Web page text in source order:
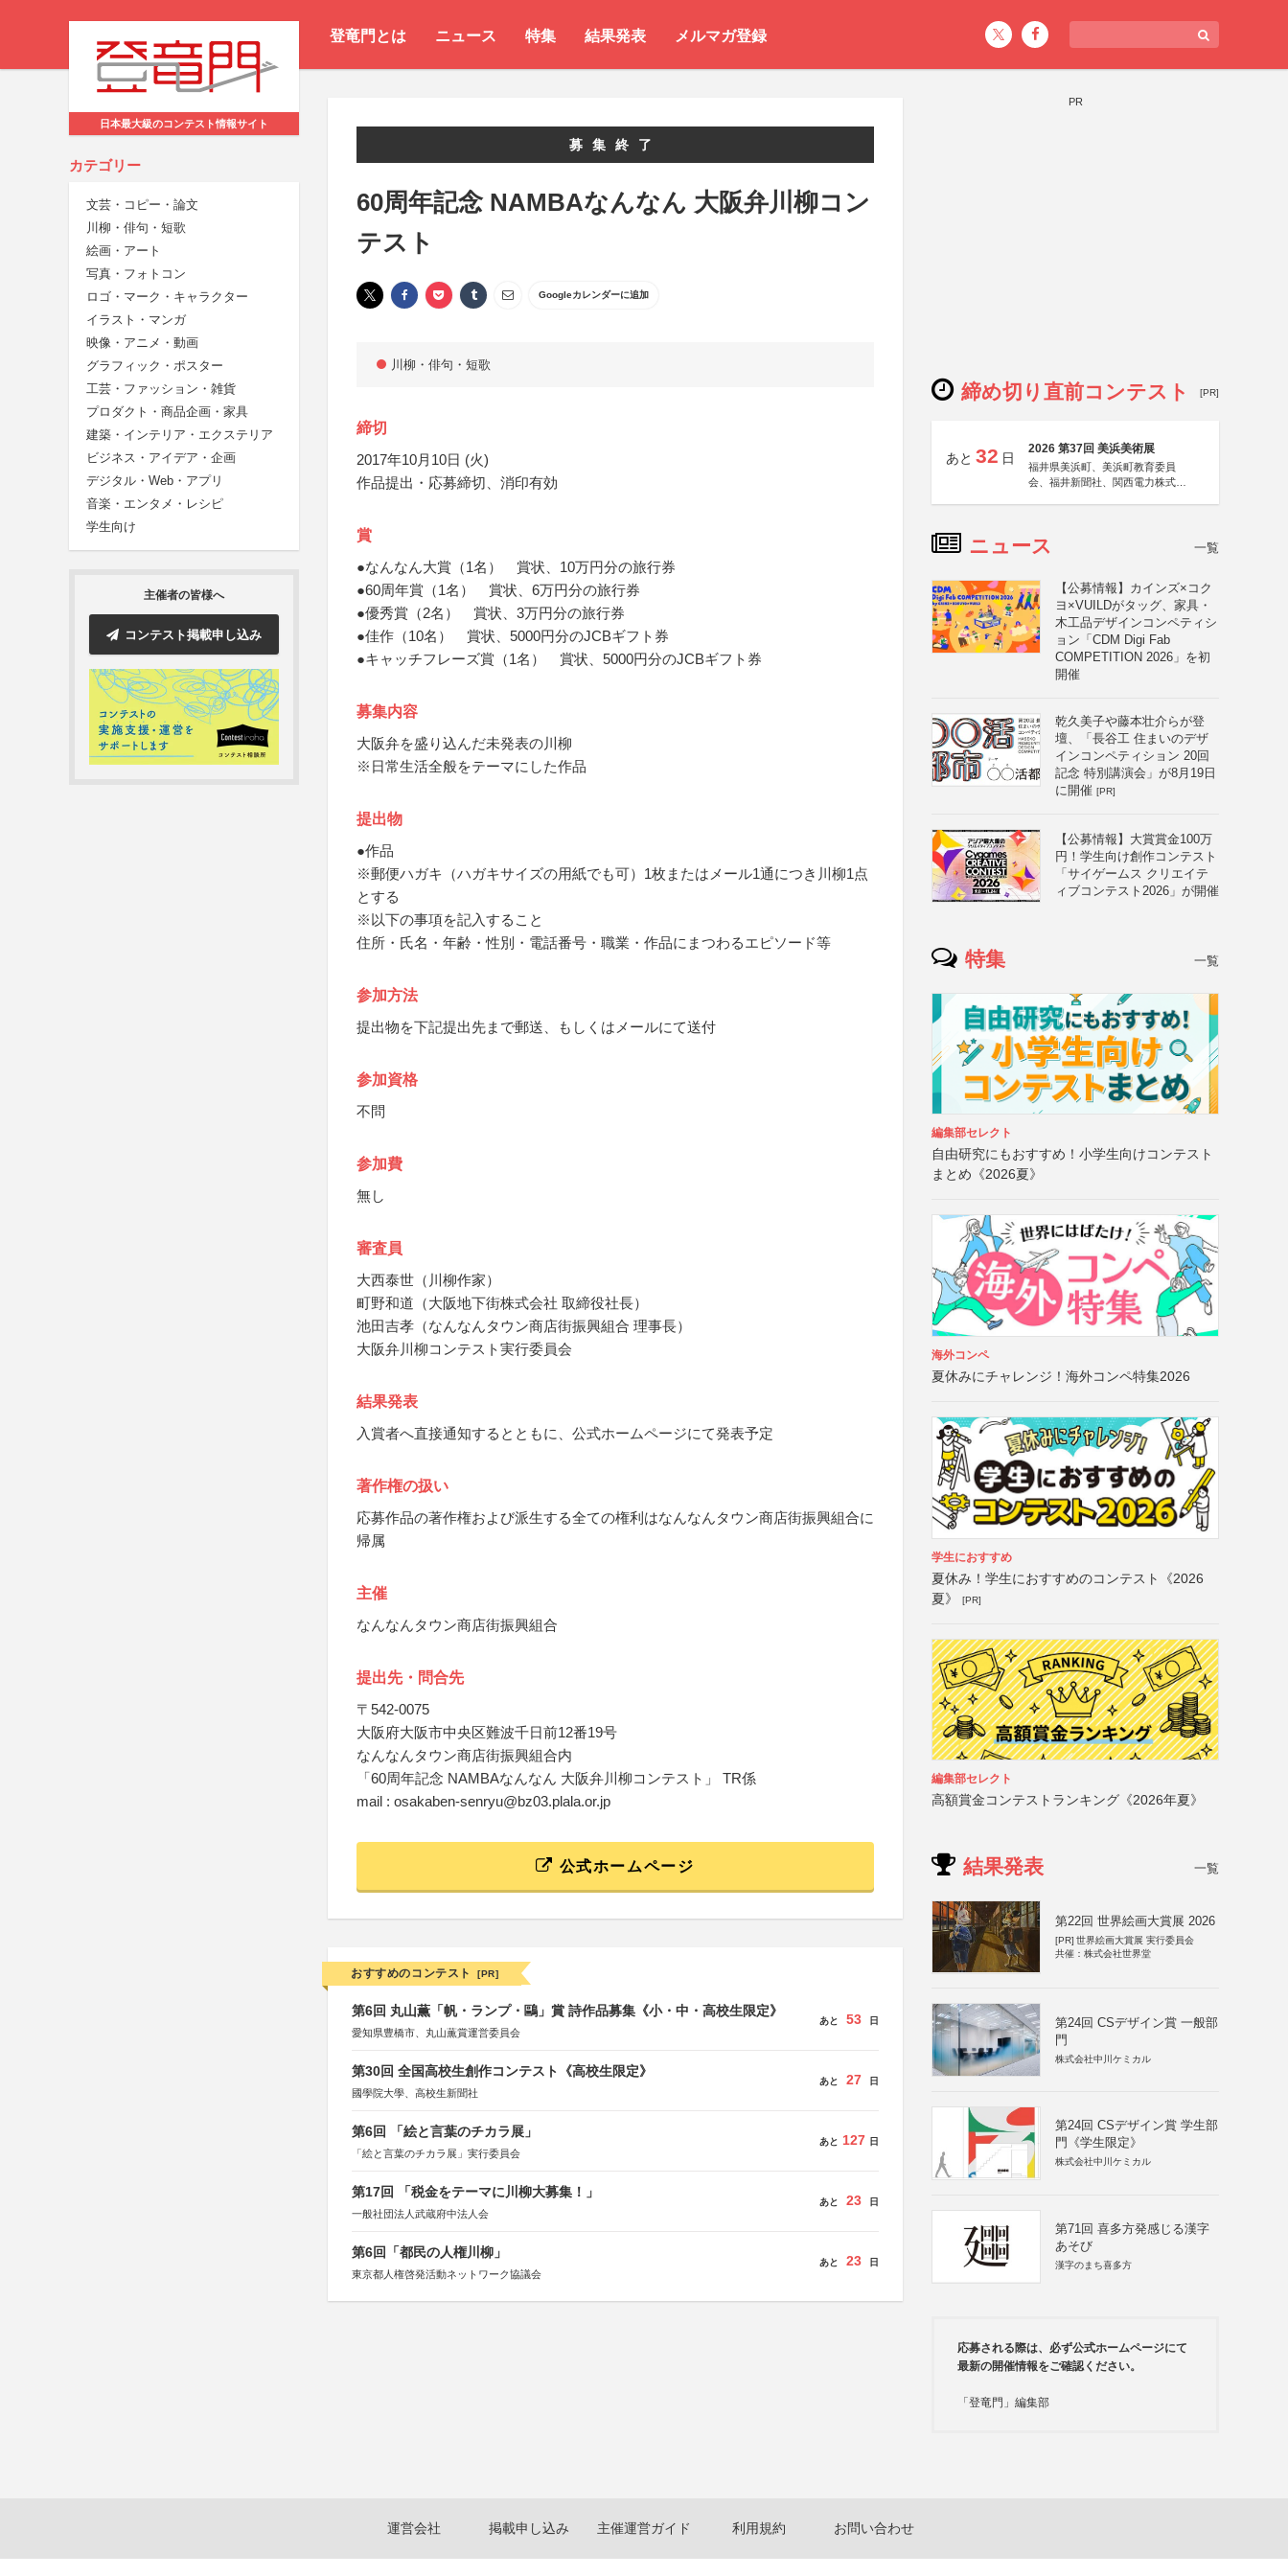
登竜門とは ニュース 特集 結果発表 メルマガ登録
日本最大級のコンテスト情報サイト
カテゴリー
文芸・コピー・論文
川柳・俳句・短歌
絵画・アート
写真・フォトコン
ロゴ・マーク・キャラクター
イラスト・マンガ
映像・アニメ・動画
グラフィック・ポスター
工芸・ファッション・雑貨
プロダクト・商品企画・家具
建築・インテリア・エクステリア
ビジネス・アイデア・企画
デジタル・Web・アプリ
音楽・エンタメ・レシピ
学生向け
主催者の皆様へ
コンテスト掲載申し込み
募集終了
60周年記念 NAMBAなんなん 大阪弁川柳コン
テスト
Googleカレンダーに追加
川柳・俳句・短歌
締切
2017年10月10日 (火)
作品提出・応募締切、消印有効
賞
●なんなん大賞（1名） 賞状、10万円分の旅行券
●60周年賞（1名） 賞状、6万円分の旅行券
●優秀賞（2名） 賞状、3万円分の旅行券
●佳作（10名） 賞状、5000円分のJCBギフト券
●キャッチフレーズ賞（1名） 賞状、5000円分のJCBギフト券
募集内容
大阪弁を盛り込んだ未発表の川柳
※日常生活全般をテーマにした作品
提出物
●作品
※郵便ハガキ（ハガキサイズの用紙でも可）1枚またはメール1通につき川柳1点
とする
※以下の事項を記入すること
住所・氏名・年齢・性別・電話番号・職業・作品にまつわるエピソード等
参加方法
提出物を下記提出先まで郵送、もしくはメールにて送付
参加資格
不問
参加費
無し
審査員
大西泰世（川柳作家）
町野和道（大阪地下街株式会社 取締役社長）
池田吉孝（なんなんタウン商店街振興組合 理事長）
大阪弁川柳コンテスト実行委員会
結果発表
入賞者へ直接通知するとともに、公式ホームページにて発表予定
著作権の扱い
応募作品の著作権および派生する全ての権利はなんなんタウン商店街振興組合に
帰属
主催
なんなんタウン商店街振興組合
提出先・問合先
〒542-0075
大阪府大阪市中央区難波千日前12番19号
なんなんタウン商店街振興組合内
「60周年記念 NAMBAなんなん 大阪弁川柳コンテスト」 TR係
mail : osakaben-senryu@bz03.plala.or.jp
公式ホームページ
おすすめのコンテスト [PR]
第6回 丸山薫「帆・ランプ・鷗」賞 詩作品募集《小・中・高校生限定》
愛知県豊橋市、丸山薫賞運営委員会
あと 53 日
第30回 全国高校生創作コンテスト《高校生限定》
國學院大學、高校生新聞社
あと 27 日
第6回 「絵と言葉のチカラ展」
「絵と言葉のチカラ展」実行委員会
あと 127 日
第17回 「税金をテーマに川柳大募集！」
一般社団法人武蔵府中法人会
あと 23 日
第6回「都民の人権川柳」
東京都人権啓発活動ネットワーク協議会
あと 23 日
PR
締め切り直前コンテスト [PR]
あと 32 日
2026 第37回 美浜美術展
福井県美浜町、美浜町教育委員
会、福井新聞社、関西電力株式会
ニュース 一覧
【公募情報】カインズ×コク
ヨ×VUILDがタッグ、家具・
木工品デザインコンペティシ
ョン「CDM Digi Fab
COMPETITION 2026」を初
開催
乾久美子や藤本壮介らが登
壇、「長谷工 住まいのデザ
インコンペティション 20回
記念 特別講演会」が8月19日
に開催 [PR]
【公募情報】大賞賞金100万
円！学生向け創作コンテスト
「サイゲームス クリエイテ
ィブコンテスト2026」が開催
特集 一覧
編集部セレクト
自由研究にもおすすめ！小学生向けコンテスト
まとめ《2026夏》
海外コンペ
夏休みにチャレンジ！海外コンペ特集2026
学生におすすめ
夏休み！学生におすすめのコンテスト《2026
夏》
[PR]
編集部セレクト
高額賞金コンテストランキング《2026年夏》
結果発表 一覧
第22回 世界絵画大賞展 2026
[PR] 世界絵画大賞展 実行委員会
共催：株式会社世界堂
第24回 CSデザイン賞 一般部
門
株式会社中川ケミカル
第24回 CSデザイン賞 学生部
門《学生限定》
株式会社中川ケミカル
第71回 喜多方発感じる漢字
あそび
漢字のまち喜多方
応募される際は、必ず公式ホームページにて
最新の開催情報をご確認ください。
「登竜門」編集部
運営会社 掲載申し込み 主催運営ガイド 利用規約 お問い合わせ